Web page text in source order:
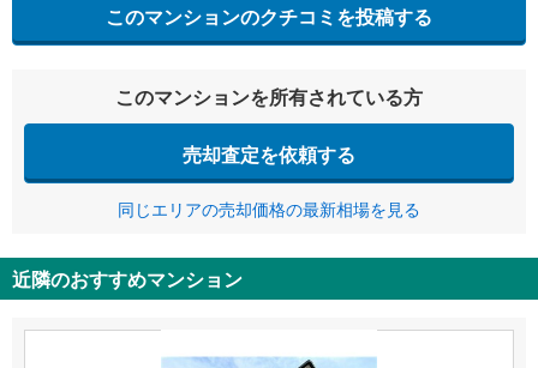
このマンションのクチコミを投稿する
このマンションを所有されている方
売却査定を依頼する
同じエリアの売却価格の最新相場を見る
近隣のおすすめマンション